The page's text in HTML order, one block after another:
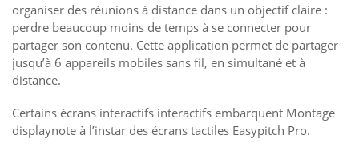
organiser des réunions à distance dans un objectif claire :
perdre beaucoup moins de temps à se connecter pour
partager son contenu. Cette application permet de partager
jusqu’à 6 appareils mobiles sans fil, en simultané et à
distance.
Certains écrans interactifs interactifs embarquent Montage
displaynote à l’instar des écrans tactiles Easypitch Pro.